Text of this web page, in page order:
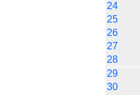
24
25
26
27
28
29
30